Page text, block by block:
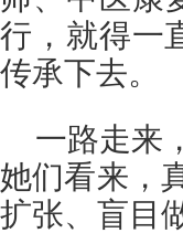
行，就得一
传承下去。
一路走来
她们看来，
扩张、盲目